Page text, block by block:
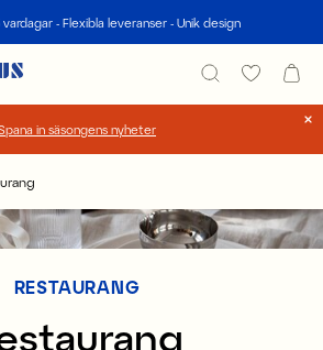
- Flexibla leveranser - Unik design
in säsongens nyheter
/ valuta
RESTAURANG